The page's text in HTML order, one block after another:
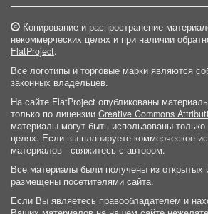
Копирование и распространение
некоммерческих целях и при наличии
FlatProject.
Все логотипы и торговые марки являются
законных владельцев.
На сайте FlatProject опубликованы
только по лицензии Creative Commons
материалы могут быть использованы
целях. Если вы планируете коммерческое
материалов - свяжитесь с автором.
Все материалы были получены из открытых
размещены посетителями сайта.
Если Вы являетесь правообладателем и